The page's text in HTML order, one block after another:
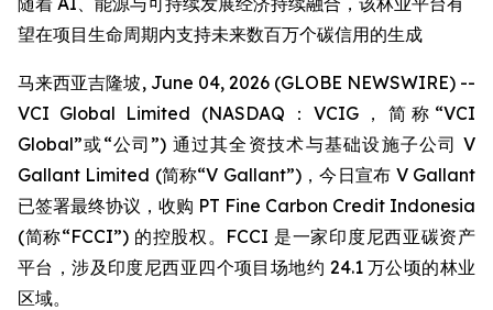
望在项目生命周期内支持未来数百万个碳信用的生成
马来西亚吉隆坡, June 04, 2026 (GLOBE NEWSWIRE) --
VCI Global Limited (NASDAQ：VCIG，简称“VCI
Global”或“公司”) 通过其全资技术与基础设施子公司 V
Gallant Limited (简称“V Gallant”)，今日宣布 V Gallant
已签署最终协议，收购 PT Fine Carbon Credit Indonesia
(简称“FCCI”) 的控股权。FCCI 是一家印度尼西亚碳资产
平台，涉及印度尼西亚四个项目场地约 24.1 万公顷的林业
区域。